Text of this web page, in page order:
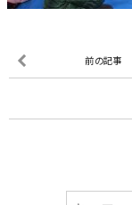
前の記事